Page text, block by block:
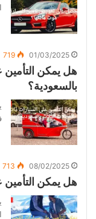
01/03/2025
719
هل يمكن التأمين
بالسعودية؟
08/02/2025
713
هل يمكن